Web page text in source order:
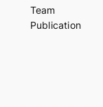
r
Team
Publication